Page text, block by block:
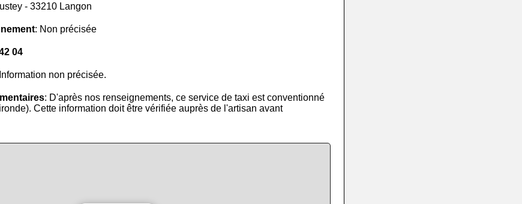
- 33210 Langon
: Non précisée
04
non précisée.
: D'après nos renseignements, ce service de taxi est conventionné
Cette information doit être vérifiée auprès de l'artisan avant